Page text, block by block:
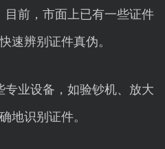
目前，市面上已有一些证件
速辨别证件真伪。
专业设备，如验钞机、放大
地识别证件。